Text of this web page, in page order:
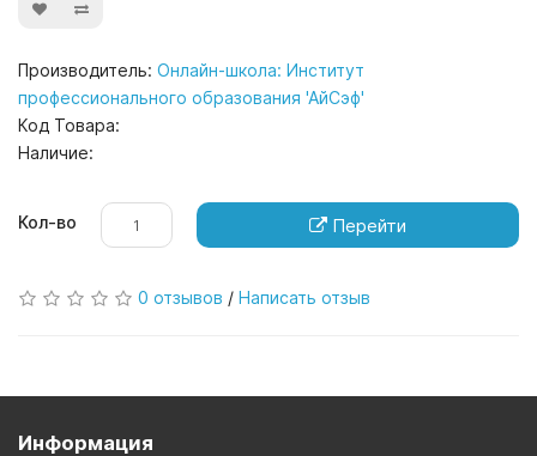
Производитель: Онлайн-школа: Институт
профессионального образования 'АйСэф'
Код Товара:
Наличие:
Кол-во Перейти
0 отзывов / Написать отзыв
Информация